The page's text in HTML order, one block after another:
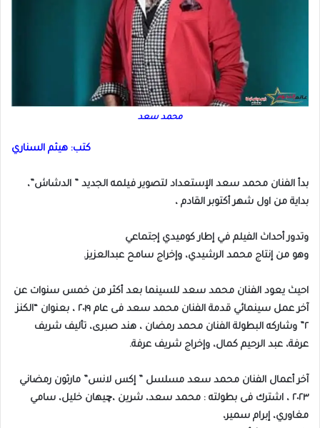
محمد سعد
كتب: هيثم السناري
بدأ الفنان محمد سعد الإستعداد لتصوير فيلمه الجديد ” الدشاش”،
بداية من اول شهر أكتوبر القادم ،
وتدور أحداث الفيلم في إطار كوميدي إجتماعي
وهو من إنتاج محمد الرشيدي، وإخراج سامح عبدالعزيز.
احيث يعود الفنان محمد سعد للسينما بعد أكثر من خمس سنوات عن
آخر عمل سينمائي قدمة الفنان محمد سعد فى عام ٢٠١٩ ، بعنوان “الكنز
٢” وشاركه البطولة الفنان محمد رمضان ، هند صبرى،
تأليف شريف
عرفة، عبد الرحيم كمال، وإخراج شريف عرفة.
آخر أعمال الفنان محمد سعد مسلسل ” إكس لانس” مارثون رمضاني
٢٠٢٣ ،
اشترك فى بطولته : محمد سعد، شرين ،چيهان خليل، سامي
مغاوري، إبرام سمير،